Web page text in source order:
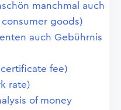
manchmal auch
goods)
auch Gebührnis
fee)
rate)
of money